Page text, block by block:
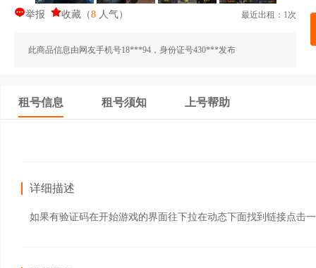
举报 收藏 （8 人气） 最近出租：1次
此商品信息由网友手机号18***94，身份证号430***发布
租号信息 租号须知 上号帮助
详细描述
如果有验证码在开始游戏的界面往下拉在动态下面找到链接点击